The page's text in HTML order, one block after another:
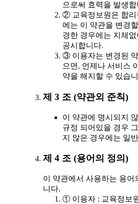
으로써 효력을 발생합
② 교육정보원은 합리
에는 이 약관을 변경
경한 경우에는 지체
공시합니다.
③ 이용자는 변경된
으면, 언제나 서비스
약을 해지할 수 있습
제 3 조 (약관외 준칙)
이 약관에 명시되지
규정 되어있을 경우
지 않은 경우에는 일
제 4 조 (용어의 정의)
이 약관에서 사용하는 용어
니다.
① 이용자 : 교육정보